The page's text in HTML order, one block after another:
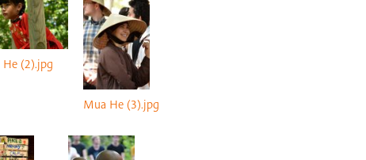
(2).jpg
Mua He (3).jpg